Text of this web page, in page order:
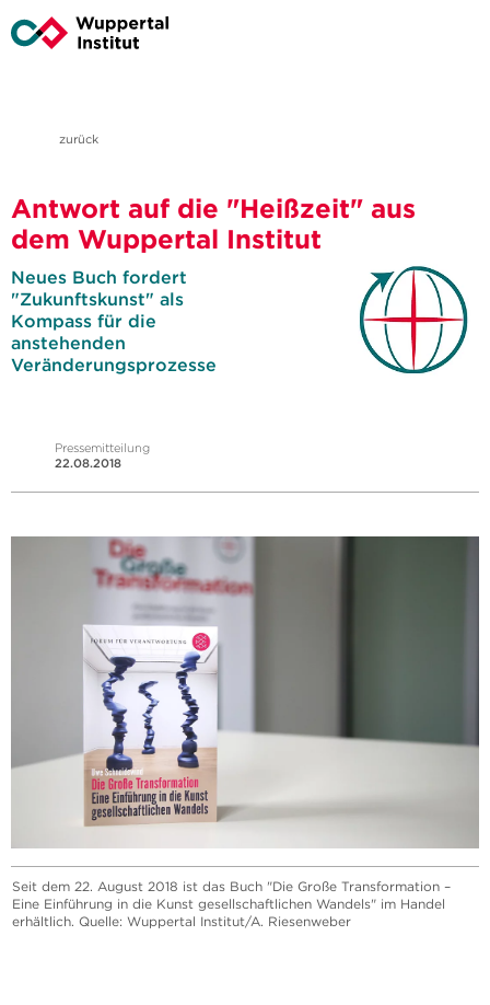
zurück
Antwort auf die "Heißzeit" aus
dem Wuppertal Institut
Neues Buch fordert
"Zukunftskunst" als
Kompass für die
anstehenden
Veränderungsprozesse
Pressemitteilung
22.08.2018
Seit dem 22. August 2018 ist das Buch "Die Große Transformation –
Eine Einführung in die Kunst gesellschaftlichen Wandels" im Handel
erhältlich. Quelle: Wuppertal Institut/A. Riesenweber